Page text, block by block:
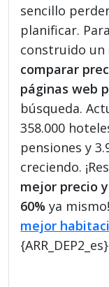
sencillo
planificar.
construido un
comparar
páginas web
búsqueda.
358.000
pensiones y
creciendo.
mejor precio
60% ya mismo!
mejor